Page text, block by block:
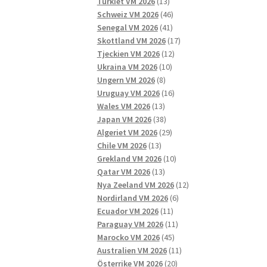
produkter
Schweiz VM 2026 4646
produkter
Senegal VM 2026 4141
produkter
Skottland VM 2026 1717
Tjeckien VM 2026 1212
produkter
Ukraina VM 2026 1010
Ungern VM 2026 88
produkter
Uruguay VM 2026 1616
Wales VM 2026 1313
produkter
Japan VM 2026 3838
produkter
Algeriet VM 2026 2929
Chile VM 2026 1313
produkter
Grekland VM 2026 1010
Qatar VM 2026 1313
produkter
Nya Zeeland VM 2026 1212
Nordirland VM 2026 66
Ecuador VM 2026 1111
produkter
Paraguay VM 2026 1111
Marocko VM 2026 4545
produkter
Australien VM 2026 1111
Österrike VM 2026 2020